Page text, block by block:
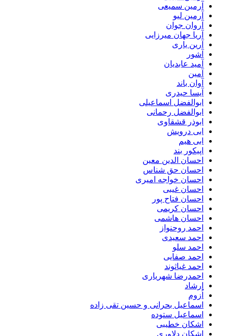
آرمین سمیعی
آرمین لیو
آروان جوان
آریا جهان میرزایی
آرین یاری
آشور
آمید عابدیان
آمین
آوان باند
آیسا حیدری
ابوالفضل اسماعیلی
ابوالفضل رحمانی
ابوذر قشقاوی
ابی درویش
ابی هیم
اپیکور بند
احسان الدین معین
احسان حق شناس
احسان خواجه امیری
احسان غیبی
احسان فتاح پور
احسان کریمی
احسان هاشمی
احمد روحنواز
احمد سعیدی
احمد سلو
احمد صفایی
احمد غیاثوند
احمدرضا شهریاری
ارشاد
اُزوم
اسماعیل بحرانی و حسین تقی زاده
اسماعیل ستوده
اشکان خطیبی
اشکان دلاوری